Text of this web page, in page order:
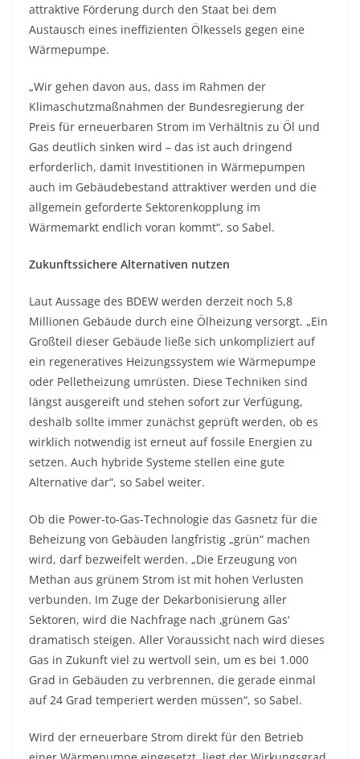
attraktive Förderung durch den Staat bei dem
Austausch eines ineffizienten Ölkessels gegen eine
Wärmepumpe.
„Wir gehen davon aus, dass im Rahmen der
Klimaschutzmaßnahmen der Bundesregierung der
Preis für erneuerbaren Strom im Verhältnis zu Öl und
Gas deutlich sinken wird – das ist auch dringend
erforderlich, damit Investitionen in Wärmepumpen
auch im Gebäudebestand attraktiver werden und die
allgemein geforderte Sektorenkopplung im
Wärmemarkt endlich voran kommt“, so Sabel.
Zukunftssichere Alternativen nutzen
Laut Aussage des BDEW werden derzeit noch 5,8
Millionen Gebäude durch eine Ölheizung versorgt. „Ein
Großteil dieser Gebäude ließe sich unkompliziert auf
ein regeneratives Heizungssystem wie Wärmepumpe
oder Pelletheizung umrüsten. Diese Techniken sind
längst ausgereift und stehen sofort zur Verfügung,
deshalb sollte immer zunächst geprüft werden, ob es
wirklich notwendig ist erneut auf fossile Energien zu
setzen. Auch hybride Systeme stellen eine gute
Alternative dar“, so Sabel weiter.
Ob die Power-to-Gas-Technologie das Gasnetz für die
Beheizung von Gebäuden langfristig „grün“ machen
wird, darf bezweifelt werden. „Die Erzeugung von
Methan aus grünem Strom ist mit hohen Verlusten
verbunden. Im Zuge der Dekarbonisierung aller
Sektoren, wird die Nachfrage nach ‚grünem Gas‘
dramatisch steigen. Aller Voraussicht nach wird dieses
Gas in Zukunft viel zu wertvoll sein, um es bei 1.000
Grad in Gebäuden zu verbrennen, die gerade einmal
auf 24 Grad temperiert werden müssen“, so Sabel.
Wird der erneuerbare Strom direkt für den Betrieb